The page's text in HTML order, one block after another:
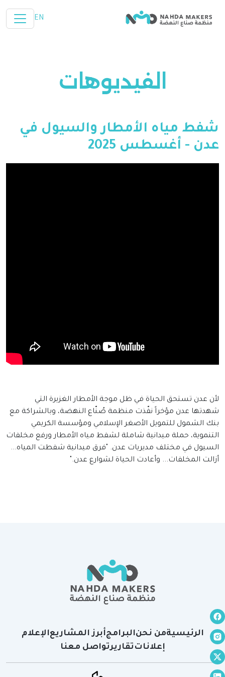
EN
الفيديوهات
شفط مياه الأمطار والسيول في
عدن - أغسطس 2025
لأن عدن تستحق الحياة في ظل موجة الأمطار الغزيرة التي
شهدتها عدن مؤخراً نفّذت منظمة صُنّاع النهضة، وبالشراكة مع
بنك الشمول للتمويل الأصغر الإسلامي ومؤسسة الكريمي
التنموية، حملة ميدانية شاملة لشفط مياه الأمطار ورفع مخلفات
السيول في مختلف مديريات عدن. "فرق ميدانية شفطت المياه...
أزالت المخلفات... وأعادت الحياة لشوارع عدن."
الرئيسيةمن نحنالبرامجأبرز المشاريعالإعلام
إعلانات تقاريرتواصل معنا